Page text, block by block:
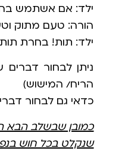
ילד: אם אשתמש
הורה: טעם מתוק
ילד: תות! בחרת
ניתן לבחור
הריח/ המישוש)
כדאי גם לבחור
כמובן שבשלב הבא
שנקלט בכל חוש